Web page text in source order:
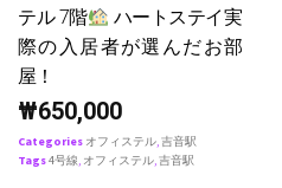
テル 7階
ハートステイ実
際の入居者が選んだお部
屋！
₩650,000
Categories オフィステル,吉音駅
Tags4号線, オフィステル,吉音駅